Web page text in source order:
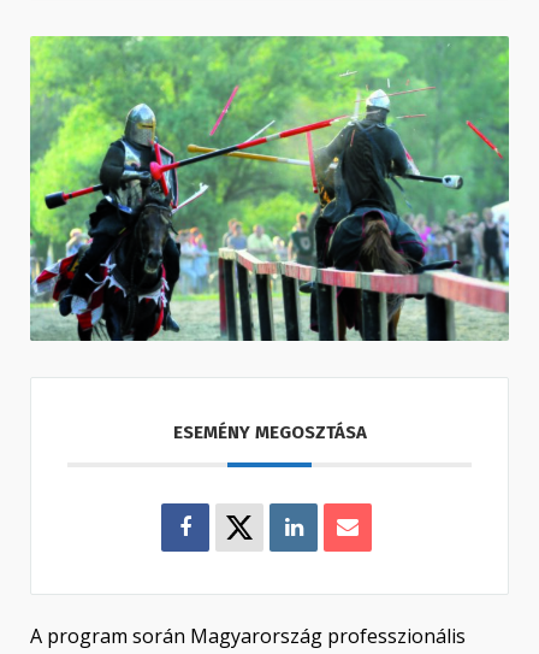
A program során Magyarország professzionális
ESEMÉNY MEGOSZTÁSA